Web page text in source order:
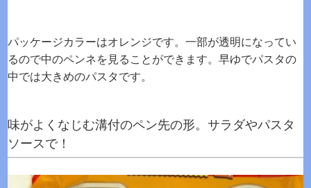
パッケージカラーはオレンジです。一部が透明になってい
るので中のペンネを見ることができます。早ゆでパスタの
中では大きめのパスタです。
味がよくなじむ溝付のペン先の形。サラダやパスタ
ソースで！